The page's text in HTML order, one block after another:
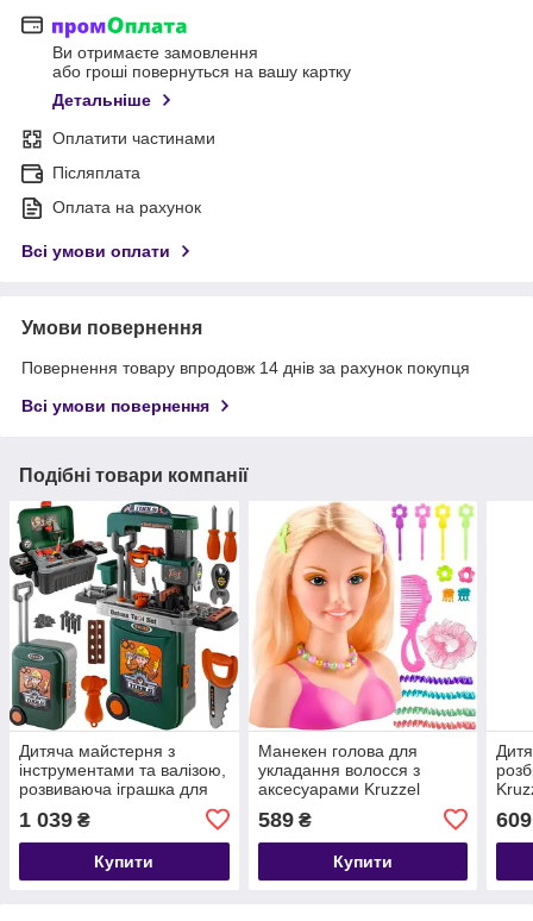
Ви отримаєте замовлення
або гроші повернуться на вашу картку
Детальніше
Оплатити частинами
Післяплата
Оплата на рахунок
Всі умови оплати
Умови повернення
Повернення товару впродовж 14 днів за рахунок покупця
Всі умови повернення
Подібні товари компанії
Дитяча майстерня з
інструментами та валізою,
розвиваюча іграшка для
Kruzzel 24648
1 039 ₴
Купити
Манекен голова для
укладання волосся з
аксесуарами Kruzzel
589₴
Купити
609